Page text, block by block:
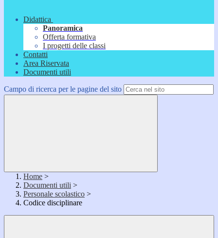
Didattica
Panoramica
Offerta formativa
I progetti delle classi
Contatti
Area Riservata
Documenti utili
Campo di ricerca per le pagine del sito
Home >
Documenti utili >
Personale scolastico >
Codice disciplinare